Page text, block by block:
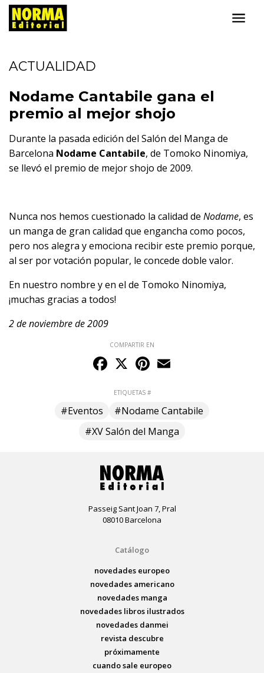
ACTUALIDAD
Nodame Cantabile gana el
premio al mejor shojo
Durante la pasada edición del Salón del Manga de
Barcelona Nodame Cantabile, de Tomoko Ninomiya,
se llevó el premio de mejor shojo de 2009.
Nunca nos hemos cuestionado la calidad de Nodame, es
un manga de gran calidad que engancha como pocos,
pero nos alegra y emociona recibir este premio porque,
al ser por votación popular, le concede doble valor.
En nuestro nombre y en el de Tomoko Ninomiya,
¡muchas gracias a todos!
2 de noviembre de 2009
COMPARTIR EN
Facebook
X Pinterest
ETIQUETAS #
#Eventos
#Nodame Cantabile
#XV Salón del Manga
Passeig Sant Joan 7, Pral
08010 Barcelona
Catálogo
novedades europeo
novedades americano
novedades manga
novedades libros ilustrados
novedades danmei
revista descubre
próximamente
cuando sale europeo